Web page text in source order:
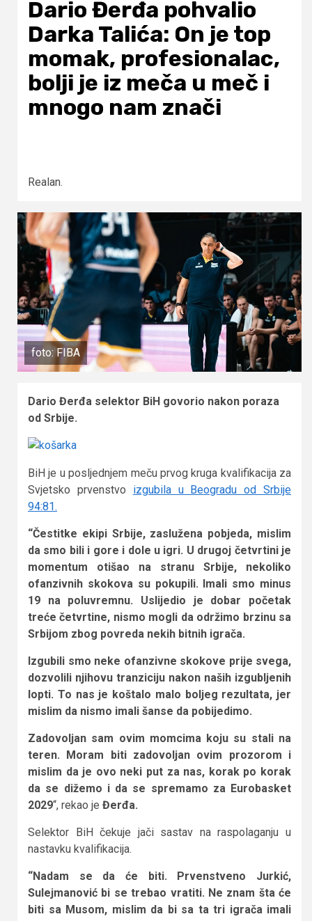
Dario Đerđa pohvalio
Darka Talića: On je top
momak, profesionalac,
bolji je iz meča u meč i
mnogo nam znači
Realan.
foto: FIBA
Dario Đerđa selektor BiH govorio nakon poraza
od Srbije.
BiH je u posljednjem meču prvog kruga kvalifikacija za
Svjetsko prvenstvo izgubila u Beogradu od Srbije
94:81.
“Čestitke ekipi Srbije, zaslužena pobjeda, mislim
da smo bili i gore i dole u igri. U drugoj četvrtini je
momentum otišao na stranu Srbije, nekoliko
ofanzivnih skokova su pokupili. Imali smo minus
19 na poluvremnu. Uslijedio je dobar početak
treće četvrtine, nismo mogli da održimo brzinu sa
Srbijom zbog povreda nekih bitnih igrača.
Izgubili smo neke ofanzivne skokove prije svega,
dozvolili njihovu tranziciju nakon naših izgubljenih
lopti. To nas je koštalo malo boljeg rezultata, jer
mislim da nismo imali šanse da pobijedimo.
Zadovoljan sam ovim momcima koju su stali na
teren. Moram biti zadovoljan ovim prozorom i
mislim da je ovo neki put za nas, korak po korak
da se dižemo i da se spremamo za Eurobasket
2029“, rekao je Đerđa.
Selektor BiH čekuje jači sastav na raspolaganju u
nastavku kvalifikacija.
“Nadam se da će biti. Prvenstveno Jurkić,
Sulejmanović bi se trebao vratiti. Ne znam šta će
biti sa Musom, mislim da bi sa ta tri igrača imali